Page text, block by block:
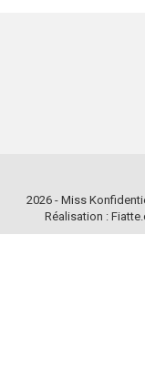
2026 - Miss
Réalisation :